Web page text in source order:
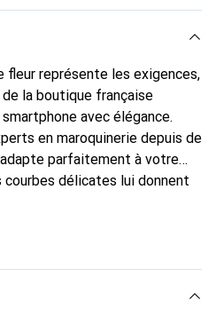
fleur représente les exigences,
la boutique française
avec élégance.
en maroquinerie depuis de
parfaitement à votre
courbes délicates lui donnent
Reconnaissante à
sûr pour une clientèle